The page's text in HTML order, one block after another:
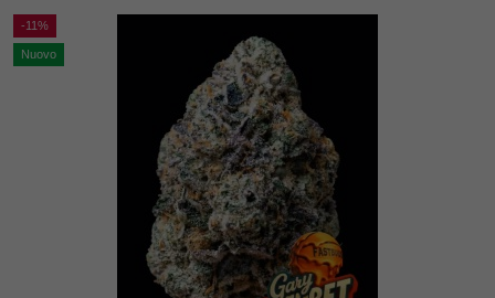
-11%
Nuovo